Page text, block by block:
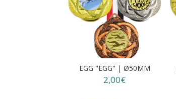
EGG "EGG" | Ø50MM
2,00€